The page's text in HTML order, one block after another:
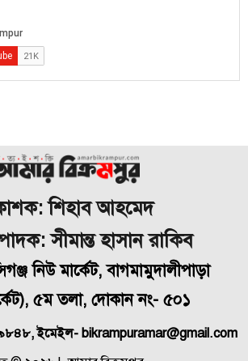
শিহাব আহমেদ
সীমান্ত হাসান রাকিব
নিউ মার্কেট, বাগমামুদালীপাড়া
৫ম তলা, দোকান নং- ৫০১
ইমেইল- bikrampuramar@gmail.com